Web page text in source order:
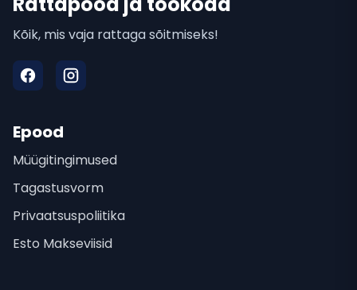
Kõik, mis vaja rattaga sõitmiseks!
Epood
Müügitingimused
Tagastusvorm
Privaatsuspoliitika
Esto Makseviisid